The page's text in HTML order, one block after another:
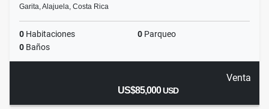
Garita, Alajuela, Costa Rica
0 Habitaciones 0 Parqueo
0 Baños
Venta
US$85,000USD